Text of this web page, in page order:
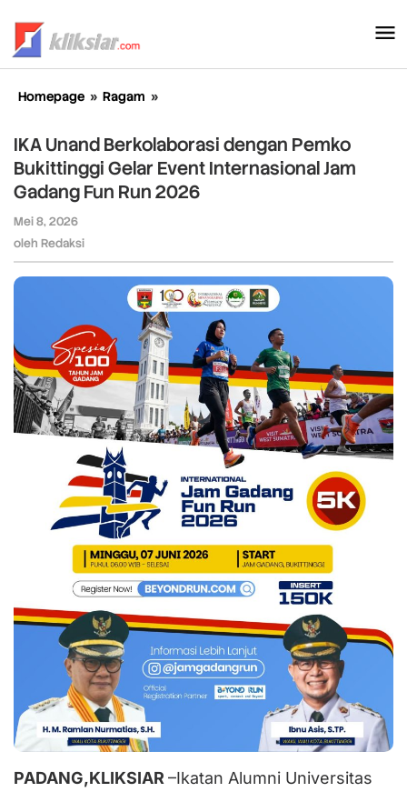
konten
Homepage » Ragam »
Berkolaborasi
dengan
Pemko
Bukittinggi
Jam
Gadang
Fun
Run
2026
IKA Unand Berkolaborasi dengan Pemko
Bukittinggi Gelar Event Internasional Jam
Gadang Fun Run 2026
Mei 8, 2026
oleh Redaksi
PADANG,KLIKSIAR –Ikatan Alumni Universitas